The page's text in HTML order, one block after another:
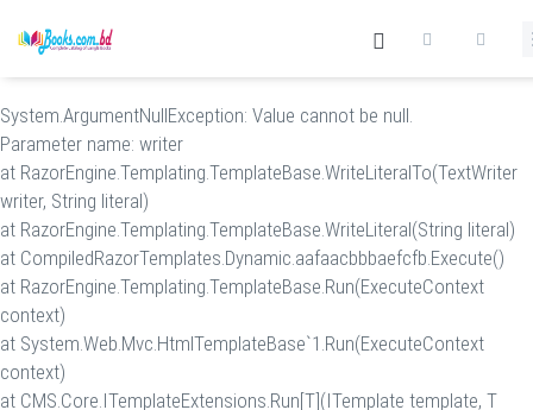
System.ArgumentNullException: Value cannot be null.
Parameter name: writer
at RazorEngine.Templating.TemplateBase.WriteLiteralTo(TextWriter
writer, String literal)
at RazorEngine.Templating.TemplateBase.WriteLiteral(String literal)
at CompiledRazorTemplates.Dynamic.aafaacbbbaefcfb.Execute()
at RazorEngine.Templating.TemplateBase.Run(ExecuteContext
context)
at System.Web.Mvc.HtmlTemplateBase`1.Run(ExecuteContext
context)
at CMS.Core.ITemplateExtensions.Run[T](ITemplate template, T